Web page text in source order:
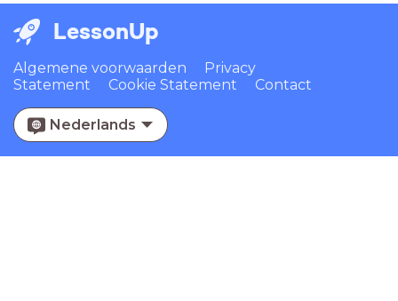
LessonUp
Algemene voorwaarden
Privacy
Statement
Cookie Statement Contact
Nederlands